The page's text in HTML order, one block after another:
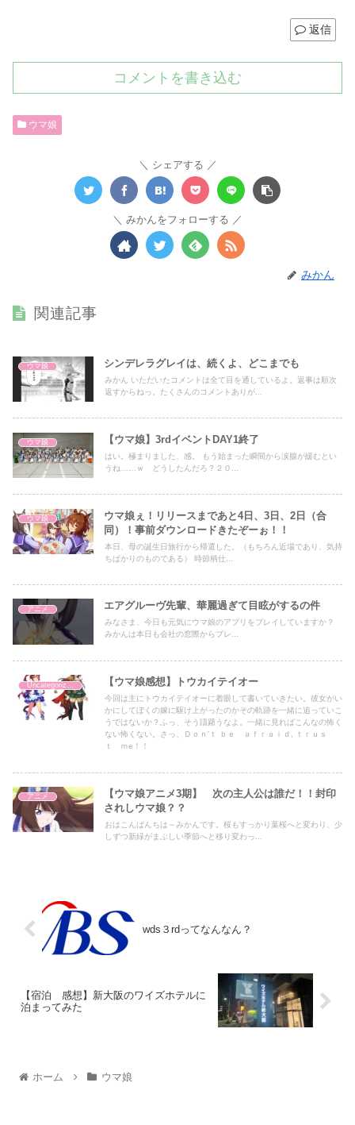
返信
コメントを書き込む
ウマ娘
シェアする
みかんをフォローする
みかん
関連記事
ウマ娘 シンデレラグレイは、続くよ、どこまでも
みかん いただいたコメントは全て目を通しているよ。返事は順次
返すからねっ。たくさんのコメントありが...
ウマ娘 【ウマ娘】3rdイベントDAY1終了
はい。極まりました、感。 もう始まった瞬間から涙腺が緩むとい
うね……ｗ どうしたんだろ？２０...
ウマ娘
ウマ娘ぇ！リリースまであと4日、3日、2日（合
同）！事前ダウンロードきたぞーぉ！！
本日、母の誕生日旅行から帰還した。（もちろん近場であり、気持
ちばかりのものである） 時節柄仕...
アニメ エアグルーヴ先輩、華麗過ぎて目眩がするの件
みなさま、今日も元気にウマ娘のアプリをプレイしていますか？
みかんは本日も会社の窓際からプレ...
【ウマ娘感想】トウカイテイオー
今回は主にトウカイテイオーに着眼して書いていきたい。彼女がい
かにしてぼくの嫁に駆け上がったのかその軌跡を一緒に追っていこ
うではないか？ふっ、そう躊躇うなよ。一緒に見ればこんなの怖く
ない怖くない。さっ、Ｄｏｎ'ｔ ｂｅ ａｆｒａｉｄ, ｔｒｕｓ
ｔ ｍe！！
アニメ
【ウマ娘アニメ3期】 次の主人公は誰だ！！封印
されしウマ娘？？
おはこんばんちは～みかんです。桜もすっかり葉桜へと変わり、少
しずつ新緑がまぶしい季節へと移り変わっ...
wds３rdってなんなん？
【宿泊 感想】新大阪のワイズホテルに
泊まってみた
ホーム ウマ娘